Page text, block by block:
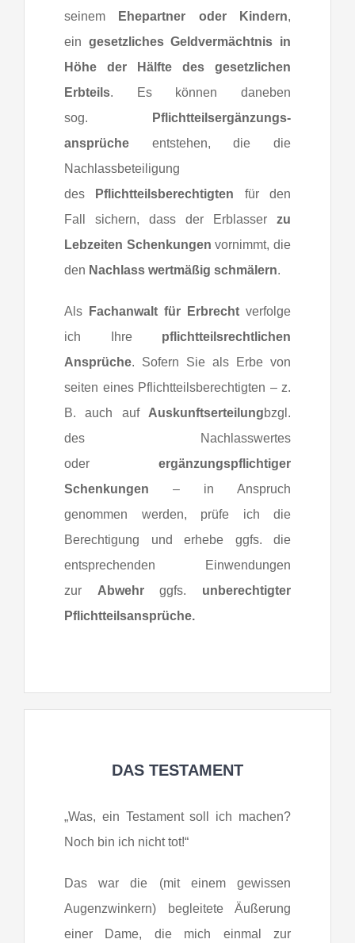
seinem Ehepartner oder Kindern,
ein gesetzliches Geldvermächtnis in
Höhe der Hälfte des gesetzlichen
Erbteils. Es können daneben
sog.
Pflichtteilsergänzungs-
ansprüche entstehen, die die
Nachlassbeteiligung
des
Pflichtteilsberechtigten für den
Fall sichern, dass der Erblasser zu
Lebzeiten Schenkungen vornimmt, die
den Nachlass wertmäßig schmälern.
Als Fachanwalt für Erbrecht verfolge
ich Ihre pflichtteilsrechtlichen
Ansprüche. Sofern Sie als Erbe von
seiten eines Pflichtteilsberechtigten – z.
B. auch auf Auskunftserteilungbzgl.
des Nachlasswertes
oder ergänzungspflichtiger
Schenkungen – in Anspruch
genommen werden, prüfe ich die
Berechtigung und erhebe ggfs. die
entsprechenden Einwendungen
zur Abwehrggfs. unberechtigter
Pflichtteilsansprüche.
DAS TESTAMENT
„Was, ein Testament soll ich machen?
Noch bin ich nicht tot!“
Das war die (mit einem gewissen
Augenzwinkern) begleitete Äußerung
einer Dame, die mich einmal zur